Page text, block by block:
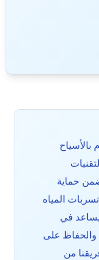
حماية
المياه
يساعد في
والحفاظ على
من